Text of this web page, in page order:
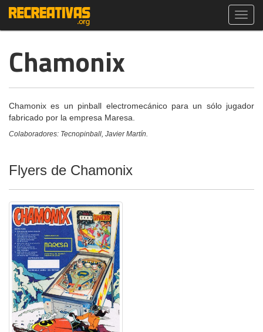
Chamonix
Chamonix es un pinball electromecánico para un sólo jugador
fabricado por la empresa Maresa.
Colaboradores: Tecnopinball, Javier Martín.
Flyers de Chamonix